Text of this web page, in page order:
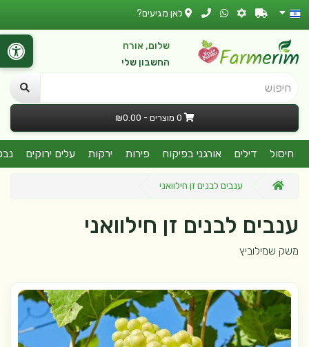
לאן מגיעים?
שלום, אורח
החשבון שלי
חיפוש
0 מוצרים - ₪0.00
חיסול דילים אורגני בפיקוח פירות ירקות עלים ירוקים
ענבים לבנים זן חילוואני
ענבים לבנים זן חילוואני
משק שמילוביץ